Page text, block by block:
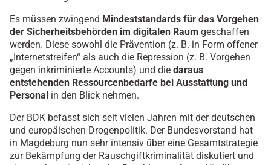
Es müssen zwingend Mindeststandards für das Vorgehen
der Sicherheitsbehörden im digitalen Raum geschaffen
werden. Diese sowohl die Prävention (z. B. in Form offener
„Internetstreifen“ als auch die Repression (z. B. Vorgehen
gegen inkriminierte Accounts) und die daraus
entstehenden Ressourcenbedarfe bei Ausstattung und
Personal in den Blick nehmen.
Der BDK befasst sich seit vielen Jahren mit der deutschen
und europäischen Drogenpolitik. Der Bundesvorstand hat
in Magdeburg nun sehr intensiv über eine Gesamtstrategie
zur Bekämpfung der Rauschgiftkriminalität diskutiert und